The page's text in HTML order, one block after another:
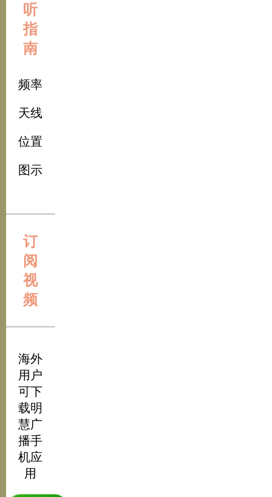
听
指
南
频率
天线
位置
图示
订
阅
视
频
海外
用户
可下
载明
慧广
播手
机应
用